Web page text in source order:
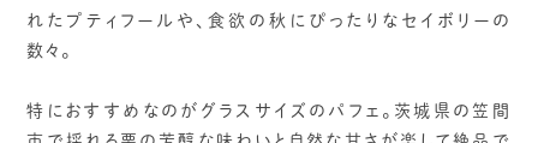
れたプティフールや、食欲の秋にぴったりなセイボリーの
数々。
特におすすめなのがグラスサイズのパフェ。茨城県の笠間